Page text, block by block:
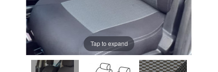
Tap to expand